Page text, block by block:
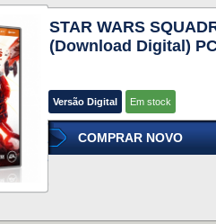
STAR WARS
(Download Digital)
Versão Digital Em stock
COMPRAR NOVO